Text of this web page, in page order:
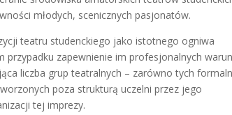
młodych, scenicznych pasjonatów.
teatru studenckiego jako istotnego ogniwa
przypadku zapewnienie im profesjonalnych
liczba grup teatralnych – zarówno tych
poza strukturą uczelni przez jego
tej imprezy.